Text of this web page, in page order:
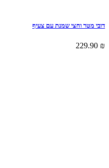
דובי מטר וחצי שמנת עם צעיף
₪